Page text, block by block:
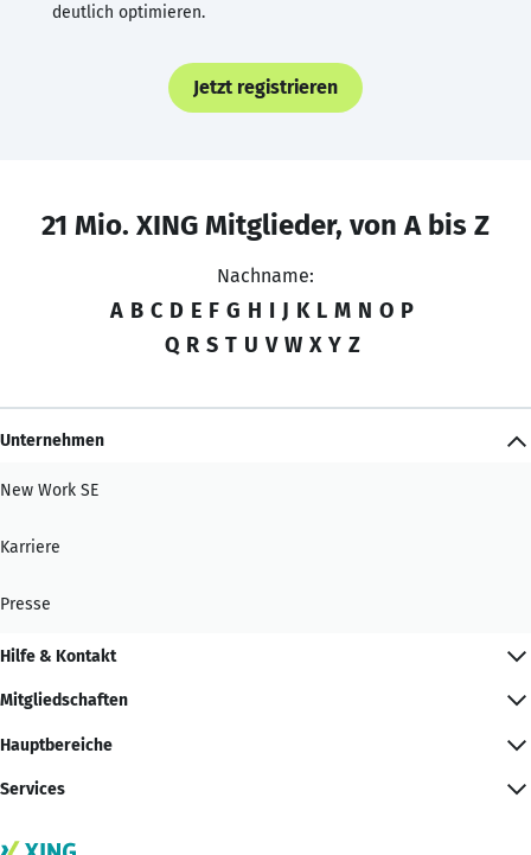
deutlich optimieren.
Jetzt registrieren
21 Mio. XING Mitglieder, von A bis Z
Nachname:
A B C D E F G H I J K L M N O P
Q R S T U V W X Y Z
Unternehmen
New Work SE
Karriere
Presse
Hilfe & Kontakt
Mitgliedschaften
Hauptbereiche
Services